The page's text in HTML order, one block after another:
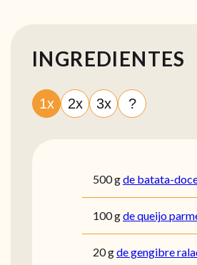
INGREDIENTES
1x 2x 3x ?
500gde batata-
100gde queijo
20gde gengibre